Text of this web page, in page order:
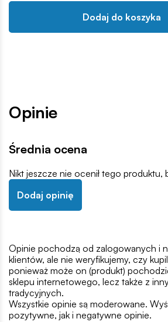
Dodaj do koszyka
Opinie
Średnia ocena
Nikt jeszcze nie ocenił tego produktu,
Dodaj opinię
Opinie pochodzą od zalogowanych i
klientów, ale nie weryfikujemy, czy
ponieważ może on (produkt)
sklepu internetowego, lecz także z
tradycyjnych.
Wszystkie opinie są moderowane.
pozytywne, jak i negatywne opinie.